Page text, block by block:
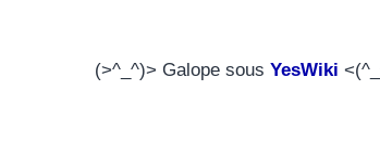
(>^_^)> Galope sous YesWiki